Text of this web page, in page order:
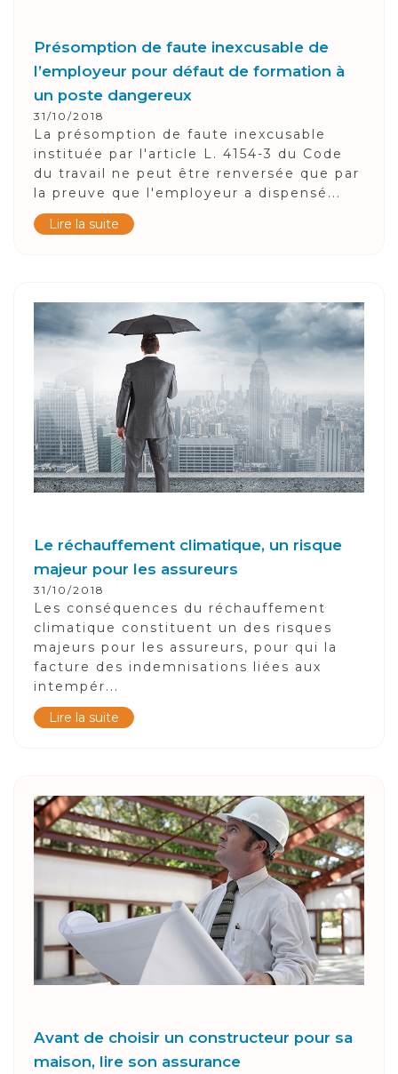
Présomption de faute inexcusable de
l’employeur pour défaut de formation à
un poste dangereux
31/10/2018
La présomption de faute inexcusable
instituée par l'article L. 4154-3 du Code
du travail ne peut être renversée que par
la preuve que l'employeur a dispensé...
Lire la suite
Le réchauffement climatique, un risque
majeur pour les assureurs
31/10/2018
Les conséquences du réchauffement
climatique constituent un des risques
majeurs pour les assureurs, pour qui la
facture des indemnisations liées aux
intempér...
Lire la suite
Avant de choisir un constructeur pour sa
maison, lire son assurance